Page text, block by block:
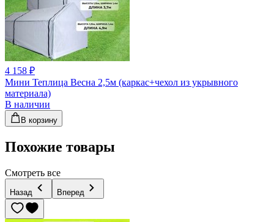
4 158 ₽
Мини Теплица Весна 2,5м (каркас+чехол из укрывного
материала)
В наличии
В корзину
Похожие товары
Смотреть все
Назад Вперед